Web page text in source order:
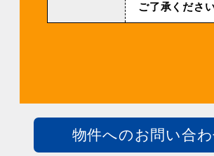
ご了承ください
物件へのお問い合